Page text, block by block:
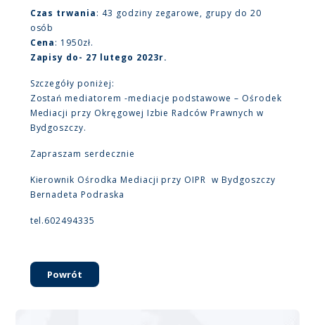
Czas trwania: 43 godziny zegarowe, grupy do 20
osób
Cena: 1950zł.
Zapisy do- 27 lutego 2023r.
Szczegóły poniżej:
Zostań mediatorem -mediacje podstawowe – Ośrodek
Mediacji przy Okręgowej Izbie Radców Prawnych w
Bydgoszczy.
Zapraszam serdecznie
Kierownik Ośrodka Mediacji przy OIPR w Bydgoszczy
Bernadeta Podraska
tel.602494335
Powrót